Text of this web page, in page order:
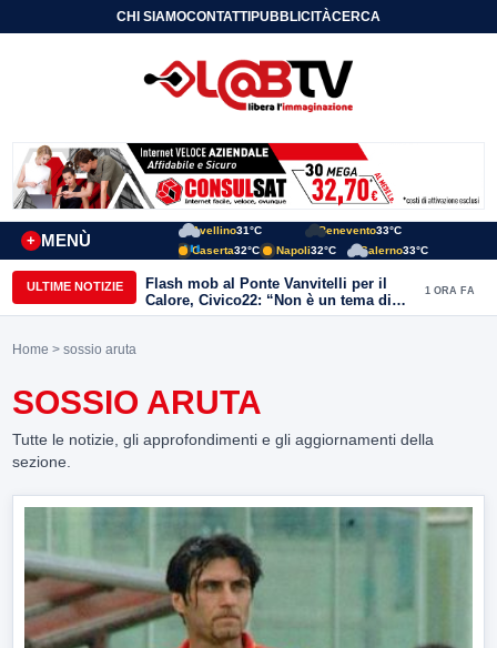
CHI SIAMOCONTATTIPUBBLICITÀCERCA
MENÙ
+
Avellino31°C Benevento33°C
Caserta32°C Napoli32°C Salerno33°C
ULTIME NOTIZIE
Flash mob al Ponte Vanvitelli per il
Calore, Civico22: “Non è un tema di
quartiere, riguarda tutta Benevento”
1 ORA FA
Home > sossio aruta
SOSSIO ARUTA
Tutte le notizie, gli approfondimenti e gli aggiornamenti della
sezione.